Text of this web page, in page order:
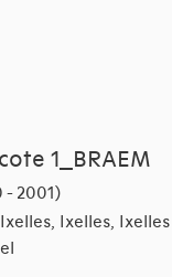
1_BRAEM
- 2001)
Ixelles, Ixelles